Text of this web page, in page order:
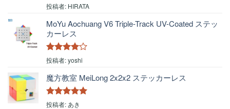
5段階中4
投稿者: HIRATA
MoYu Aochuang V6 Triple-Track UV-Coated ステッ
カーレス
5段階中4
の評価
投稿者: yoshi
魔方教室 MeiLong 2x2x2 ステッカーレス
5段階中5
投稿者: あき